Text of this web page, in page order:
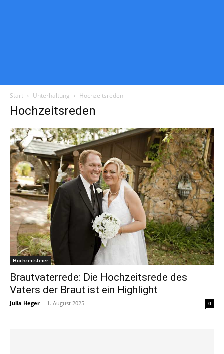
Start Unterhaltung Hochzeitsreden
Hochzeitsreden
Hochzeitsfeier
Brautvaterrede: Die Hochzeitsrede des
Vaters der Braut ist ein Highlight
Julia Heger - 1. August 2025 0